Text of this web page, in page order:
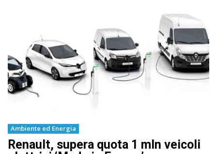
Ambiente ed Energia
Renault, supera quota 1 mln veicoli